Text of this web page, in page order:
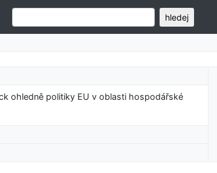
hledej
ohledně politiky EU v oblasti hospodářské